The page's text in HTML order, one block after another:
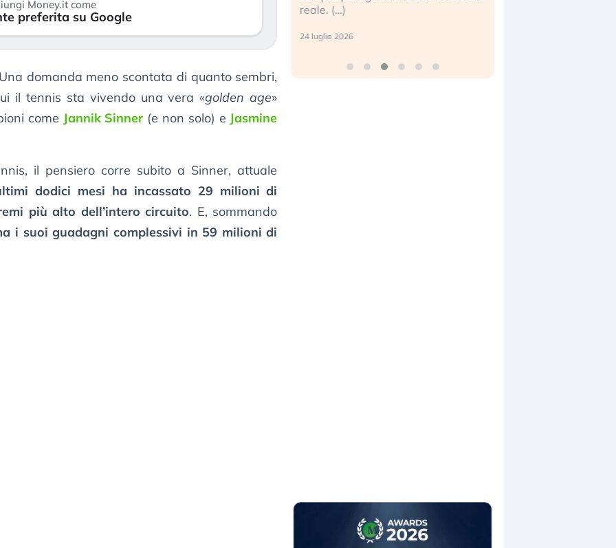
Money.it come
preferita su Google
domanda meno scontata di quanto sembri,
il tennis sta vivendo una vera «golden age»
come Jannik Sinner (e non solo) e Jasmine
il pensiero corre subito a Sinner, attuale
dodici mesi ha incassato 29 milioni di
più alto dell’intero circuito. E, sommando
i suoi guadagni complessivi in 59 milioni di
30 luglio 2026
reale. (…)
24 luglio 2026